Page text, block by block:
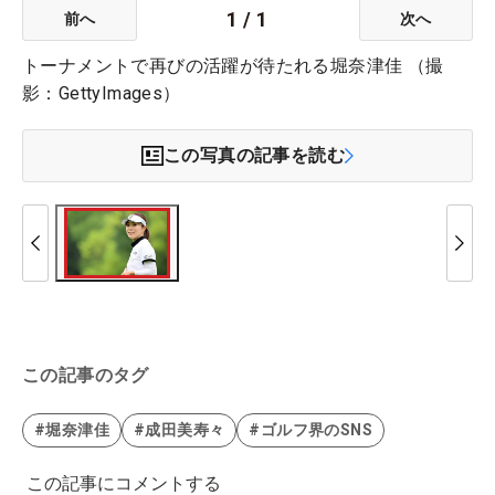
前へ 1 / 1 次へ
トーナメントで再びの活躍が待たれる堀奈津佳 （撮
影：GettyImages）
この写真の記事を読む
この記事のタグ
#堀奈津佳 #成田美寿々 #ゴルフ界のSNS